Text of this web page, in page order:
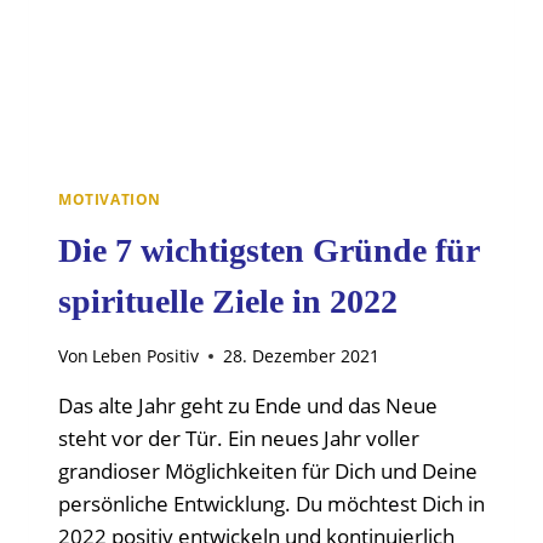
MOTIVATION
Die 7 wichtigsten Gründe für
spirituelle Ziele in 2022
Von Leben Positiv 28. Dezember 2021
Das alte Jahr geht zu Ende und das Neue
steht vor der Tür. Ein neues Jahr voller
grandioser Möglichkeiten für Dich und Deine
persönliche Entwicklung. Du möchtest Dich in
2022 positiv entwickeln und kontinuierlich